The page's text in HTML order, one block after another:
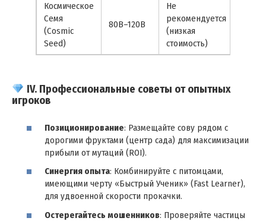
Космическое
Семя
(Cosmic
Seed)
80B–120B
Не
рекомендуется
(низкая
стоимость)
IV. Профессиональные советы от опытных
игроков
Позиционирование: Размещайте сову рядом с
дорогими фруктами (центр сада) для максимизации
прибыли от мутаций (ROI).
Синергия опыта: Комбинируйте с питомцами,
имеющими черту «Быстрый Ученик» (Fast Learner),
для удвоенной скорости прокачки.
Остерегайтесь мошенников: Проверяйте частицы